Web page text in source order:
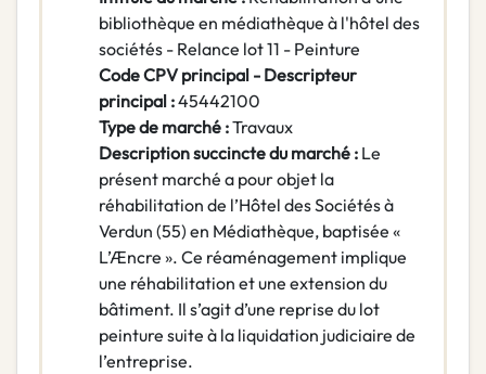
bibliothèque en médiathèque à l'hôtel des
sociétés - Relance lot 11 - Peinture
Code CPV principal - Descripteur
principal :45442100
Type de marché :Travaux
Description succincte du marché : Le
présent marché a pour objet la
réhabilitation de l’Hôtel des Sociétés à
Verdun (55) en Médiathèque, baptisée «
L’Æncre ». Ce réaménagement implique
une réhabilitation et une extension du
bâtiment. Il s’agit d’une reprise du lot
peinture suite à la liquidation judiciaire de
l’entreprise.